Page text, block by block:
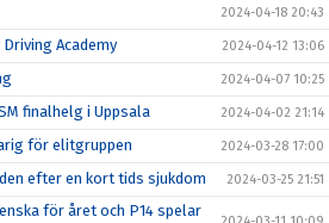
2024-04-18 20:43
Academy 2024-04-12 13:06
2024-04-07 10:25
finalhelg i Uppsala 2024-04-02 21:14
för elitgruppen 2024-03-28 17:00
efter en kort tids sjukdom 2024-03-25 21:51
för året och P14 spelar